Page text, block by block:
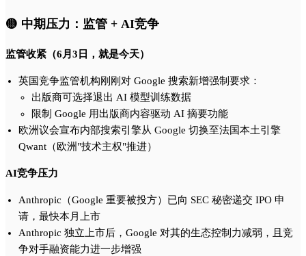
🟡 中期压力：监管 + AI竞争
监管收紧（6月3日，就是今天）
英国竞争监管机构刚刚对 Google 搜索新增强制要求：
出版商可选择退出 AI 模型训练数据
限制 Google 用出版商内容驱动 AI 摘要功能
欧洲议会宣布内部搜索引擎从 Google 切换至法国本土引擎
Qwant（欧洲"技术主权"推进）
AI竞争压力
Anthropic（Google 重要被投方）已向 SEC 秘密递交 IPO 申
请，最快本月上市
Anthropic 独立上市后，Google 对其的生态控制力减弱，且竞
争对手融资能力进一步增强